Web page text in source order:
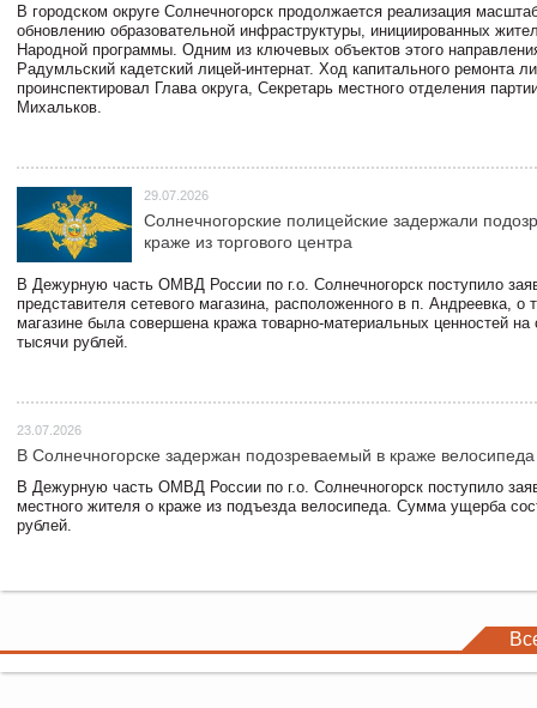
В городском округе Солнечногорск продолжается реализация
обновлению образовательной инфраструктуры, инициированных
Народной программы. Одним из ключевых объектов этого
Радумльский кадетский лицей-интернат. Ход капитального ремонта
проинспектировал Глава округа, Секретарь местного отделения
Михальков.
29.07.2026
Солнечногорские полицейские задержали
краже из торгового центра
В Дежурную часть ОМВД России по г.о. Солнечногорск поступило
представителя сетевого магазина, расположенного в п. Андреевка, о
магазине была совершена кража товарно-материальных ценностей
тысячи рублей.
23.07.2026
В Солнечногорске задержан подозреваемый в краже велосипеда
В Дежурную часть ОМВД России по г.о. Солнечногорск поступило
местного жителя о краже из подъезда велосипеда. Сумма ущерба
рублей.